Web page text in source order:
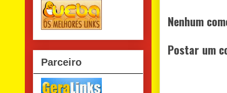
Nenhum
Postar um
Parceiro